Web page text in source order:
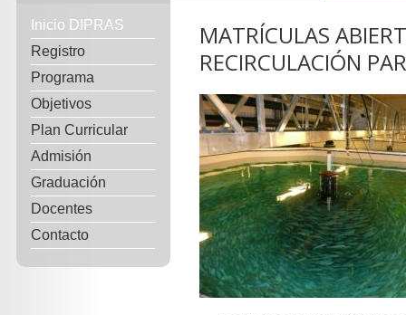
Inicio DIPRAS
Registro
Programa
Objetivos
Plan Curricular
Admisión
Graduación
Docentes
Contacto
MATRÍCULAS
RECIRCULACIÓN